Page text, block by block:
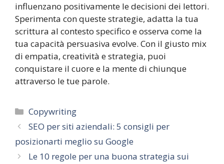
influenzano positivamente le decisioni dei lettori.
Sperimenta con queste strategie, adatta la tua
scrittura al contesto specifico e osserva come la
tua capacità persuasiva evolve. Con il giusto mix
di empatia, creatività e strategia, puoi
conquistare il cuore e la mente di chiunque
attraverso le tue parole.
Categorie
Copywriting
SEO per siti aziendali: 5 consigli per
posizionarti meglio su Google
Le 10 regole per una buona strategia sui